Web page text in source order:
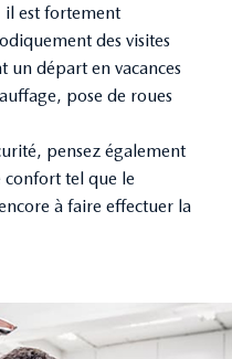
il est fortement
des visites
départ en vacances
pose de roues
pensez également
confort tel que le
à faire effectuer la